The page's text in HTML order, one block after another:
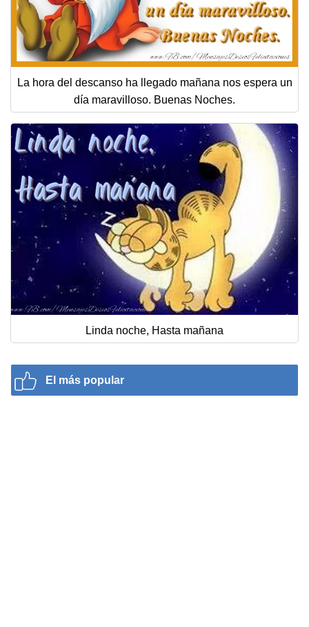
La hora del descanso ha llegado mañana nos espera un
día maravilloso. Buenas Noches.
Linda noche, Hasta mañana
El más popular